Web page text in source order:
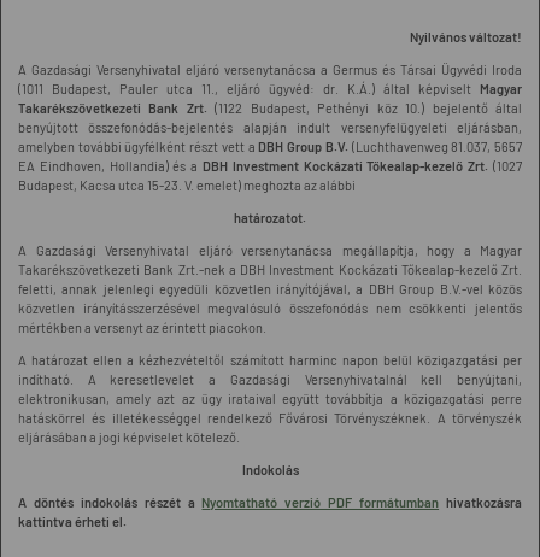
Nyilvános változat!
A Gazdasági Versenyhivatal eljáró versenytanácsa a Germus és Társai Ügyvédi Iroda
(1011 Budapest, Pauler utca 11., eljáró ügyvéd: dr. K.Á.) által képviselt Magyar
Takarékszövetkezeti Bank Zrt. (1122 Budapest, Pethényi köz 10.) bejelentő által
benyújtott összefonódás-bejelentés alapján indult versenyfelügyeleti eljárásban,
amelyben további ügyfélként részt vett a DBH Group B.V. (Luchthavenweg 81.037, 5657
EA Eindhoven, Hollandia) és a DBH Investment Kockázati Tőkealap-kezelő Zrt. (1027
Budapest, Kacsa utca 15-23. V. emelet) meghozta az alábbi
határozatot.
A Gazdasági Versenyhivatal eljáró versenytanácsa megállapítja, hogy a Magyar
Takarékszövetkezeti Bank Zrt.-nek a DBH Investment Kockázati Tőkealap-kezelő Zrt.
feletti, annak jelenlegi egyedüli közvetlen irányítójával, a DBH Group B.V.-vel közös
közvetlen irányításszerzésével megvalósuló összefonódás nem csökkenti jelentős
mértékben a versenyt az érintett piacokon.
A határozat ellen a kézhezvételtől számított harminc napon belül közigazgatási per
indítható. A keresetlevelet a Gazdasági Versenyhivatalnál kell benyújtani,
elektronikusan, amely azt az ügy irataival együtt továbbítja a közigazgatási perre
hatáskörrel és illetékességgel rendelkező Fővárosi Törvényszéknek. A törvényszék
eljárásában a jogi képviselet kötelező.
Indokolás
A döntés indokolás részét a Nyomtatható verzió PDF formátumban hivatkozásra
kattintva érheti el.